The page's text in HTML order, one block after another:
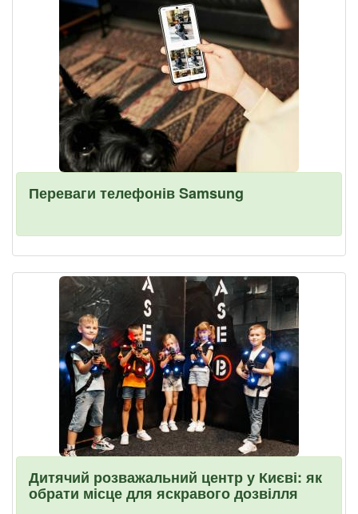
Переваги телефонів Samsung
Дитячий розважальний центр у Києві: як
обрати місце для яскравого дозвілля